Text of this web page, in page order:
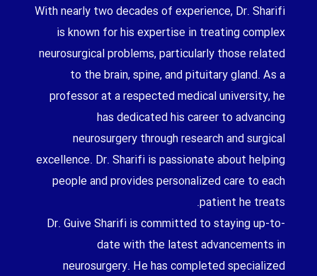
With nearly two decades of experience, Dr. Sharifi
is known for his expertise in treating complex
neurosurgical problems, particularly those related
to the brain, spine, and pituitary gland. As a
professor at a respected medical university, he
has dedicated his career to advancing
neurosurgery through research and surgical
excellence. Dr. Sharifi is passionate about helping
people and provides personalized care to each
patient he treats.
Dr. Guive Sharifi is committed to staying up-to-
date with the latest advancements in
neurosurgery. He has completed specialized